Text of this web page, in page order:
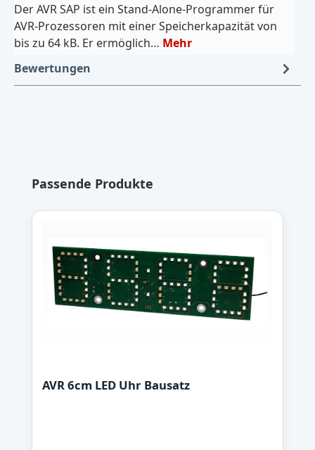
Der AVR SAP ist ein Stand-Alone-Programmer für
AVR-Prozessoren mit einer Speicherkapazität von
bis zu 64 kB. Er ermöglich… Mehr
Bewertungen
Produktgalerie überspringen
Passende Produkte
AVR 6cm LED Uhr Bausatz